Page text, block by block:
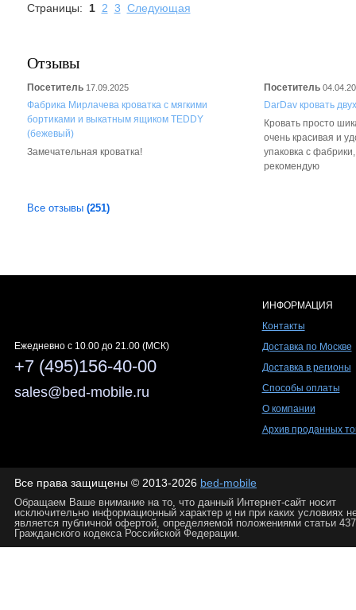
Страницы: 1 2 3 Следующая
Отзывы
Посетитель 17.09.2025
Фабрика Мирлачева кроватка с мягкими
бортиками и выкатным ящиком TEDDY
(бежевый)
Замечательная кроватка!
Посетитель
DarDav кровать
Кровать просто
очень красивая и
упаковка с
рекомендую
Все отзывы (251)
Ежедневно c 10.00 до 21.00 (МСК)
+7 (495)156-40-00
sales@bed-mobile.ru
ИНФОРМАЦИЯ
Контакты
Доставка по Москве
Доставка в регионы
Способы оплаты
О компании
Архив проданных
Все права защищены © 2013-2026 bed-mobile
Обращаем Ваше внимание на то, что данный Интернет-сайт носит
исключительно информационный характер и ни при каких условиях
является публичной офертой, определяемой положениями статьи 437
Гражданского кодекса Российской Федерации.